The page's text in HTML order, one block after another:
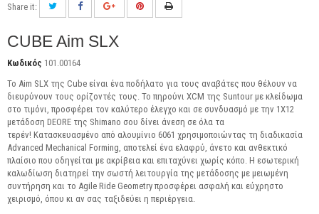
Share it:
CUBE Aim SLX
Κωδικός 101.00164
Το Aim SLX της Cube είναι ένα ποδήλατο για τους αναβάτες που θέλουν να
διευρύνουν τους ορίζοντές τους. Το πηρούνι XCM της Suntour με κλείδωμα
στο τιμόνι, προσφέρει τον καλύτερο έλεγχο και σε συνδυασμό με την 1Χ12
μετάδοση DEORE της Shimano σου δίνει άνεση σε όλα τα
τερέν! Κατασκευασμένο από αλουμίνιο 6061 χρησιμοποιώντας τη διαδικασία
Advanced Mechanical Forming, αποτελεί ένα ελαφρύ, άνετο και ανθεκτικό
πλαίσιο που οδηγείται με ακρίβεια και επιταχύνει χωρίς κόπο. Η εσωτερική
καλωδίωση διατηρεί την σωστή λειτουργία της μετάδοσης με μειωμένη
συντήρηση και το Agile Ride Geometry προσφέρει ασφαλή και εύχρηστο
χειρισμό, όπου κι αν σας ταξιδεύει η περιέργεια.